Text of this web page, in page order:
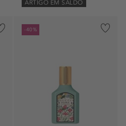
ARTIGO EM SALDO
-40%